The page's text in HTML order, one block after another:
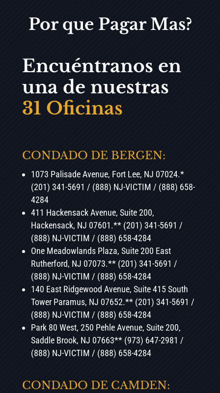
Por que Pagar Mas?
Encuéntranos en
una de nuestras
31 Oficinas
CONDADO DE BERGEN:
1073 Palisade Avenue, Fort Lee, NJ 07024.*
(201) 341-5691 / (888) NJ-VICTIM / (888) 658-
4284
411 Hackensack Avenue, Suite 200,
Hackensack, NJ 07601.** (201) 341-5691 /
(888) NJ-VICTIM / (888) 658-4284
One Meadowlands Plaza, Suite 200 East
Rutherford, NJ 07073.** (201) 341-5691 /
(888) NJ-VICTIM / (888) 658-4284
140 East Ridgewood Avenue, Suite 415 South
Tower Paramus, NJ 07652.** (201) 341-5691 /
(888) NJ-VICTIM / (888) 658-4284
Park 80 West, 250 Pehle Avenue, Suite 200,
Saddle Brook, NJ 07663** (973) 647-2981 /
(888) NJ-VICTIM / (888) 658-4284
CONDADO DE CAMDEN: